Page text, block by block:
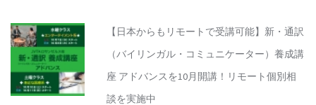
【日本からもリモートで受講可能】新・通訳
（バイリンガル・コミュニケーター）養成講
座 アドバンスを10月開講！リモート個別相
談を実施中